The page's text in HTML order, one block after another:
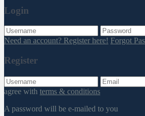
Login
Need an account? Register here! Forgot
Register
agree with terms & conditions
A password will be e-mailed to you